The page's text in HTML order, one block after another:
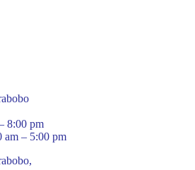
8:00 pm
am – 5:00 pm